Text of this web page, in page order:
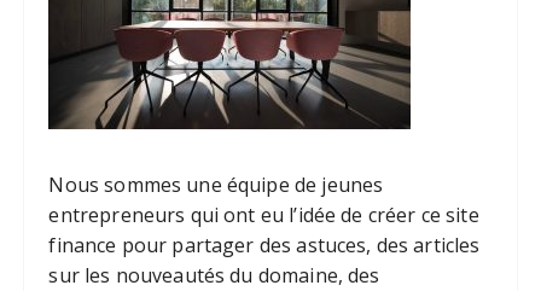
Nous sommes une équipe de jeunes
entrepreneurs qui ont eu l’idée de créer ce site
finance pour partager des astuces, des articles
sur les nouveautés du domaine, des